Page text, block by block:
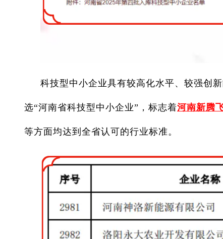
科技型中小企业具有较高化水平、较强创
选“河南省科技型中小企业”，标志着河南新腾
等方面均达到全省认可的行业标准。